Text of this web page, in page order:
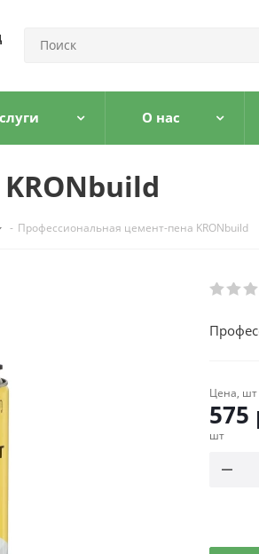
О нас
- Профессиональная цемент-пена KRONbuild
Цена, шт
575
шт